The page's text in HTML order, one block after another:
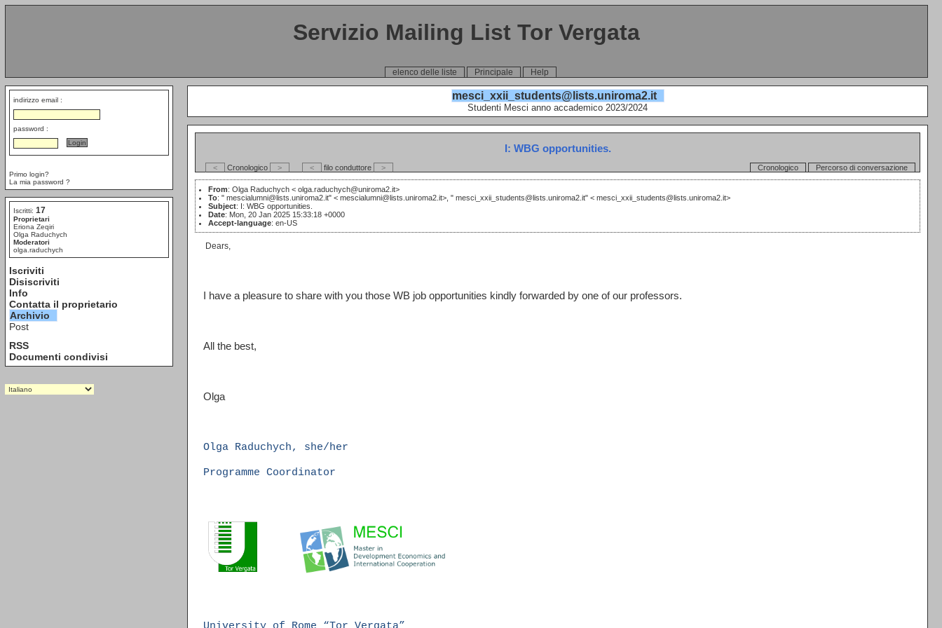
Servizio Mailing List Tor Vergata
elenco delle liste Principale Help
indirizzo email :
password :
Primo login?
La mia password ?
Iscritti: 17
Proprietari
Eriona Zeqiri
Olga Raduchych
Moderatori
olga.raduchych
Iscriviti
Disiscriviti
Info
Contatta il proprietario
Archivio
Post
RSS
Documenti condivisi
mesci_xxii_students@lists.uniroma2.it
Studenti Mesci anno accademico 2023/2024
I: WBG opportunities.
Cronologico Percorso di conversazione
< Cronologico > < filo conduttore >
From: Olga Raduchych < olga.raduchych@uniroma2.it>
To: " mescialumni@lists.uniroma2.it" < mescialumni@lists.uniroma2.it>, " mesci_xxii_students@lists.uniroma2.it" < mesci_xxii_students@lists.uniroma2.it>
Subject: I: WBG opportunities.
Date: Mon, 20 Jan 2025 15:33:18 +0000
Accept-language: en-US
Dears,
I have a pleasure to share with you those WB job opportunities kindly forwarded by one of our professors.
All the best,
Olga
Olga Raduchych, she/her
Programme Coordinator